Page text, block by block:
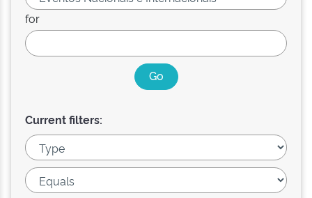
for
Current filters: